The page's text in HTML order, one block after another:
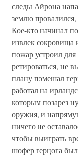
следы Айрона
землю
Кое-кто начинал
извлек сокровища
пожар устроил
ретироваться, не
плану помешал
работал на
которым позарез
оружия, и
ничего не
чтобы выиграть
шофер герцога